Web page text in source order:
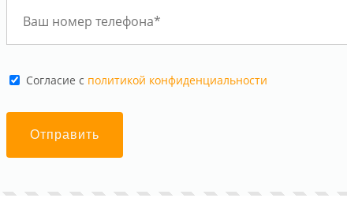
Cогласие с политикой конфиденциальности
Отправить